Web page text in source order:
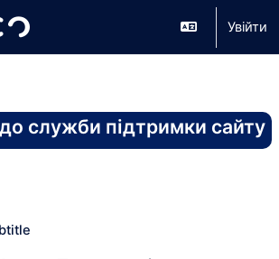
Увійти
служби підтримки сайту